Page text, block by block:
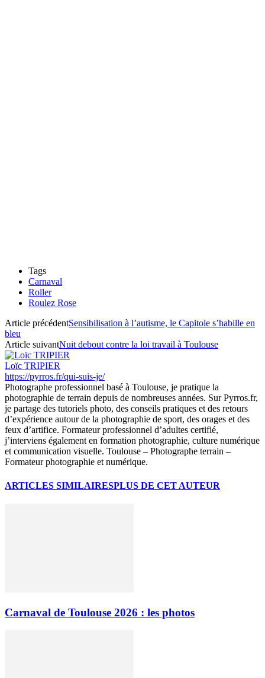
Tags
Carnaval
Roller
Roulez Rose
Article précédentSensibilisation à l’autisme, le Capitole s’habille en
bleu
Article suivantNuit debout contre la loi travail à Toulouse
Loïc TRIPIER
https://pyrros.fr/qui-suis-je/
Photographe professionnel basé à Toulouse, je pratique la
photographie de terrain depuis de nombreuses années. Sur Pyrros.fr,
je partage des tutoriels photo, des conseils pratiques et des retours
d’expérience autour de la photographie de sport, des orages et des
feux d’artifice. Formateur professionnel d’adultes certifié,
j’interviens également en formation photographie, culture numérique
et communication visuelle. Toulouse – Photographe terrain –
Formateur photographie et numérique.
ARTICLES SIMILAIRESPLUS DE CET AUTEUR
Carnaval de Toulouse 2026 : les photos